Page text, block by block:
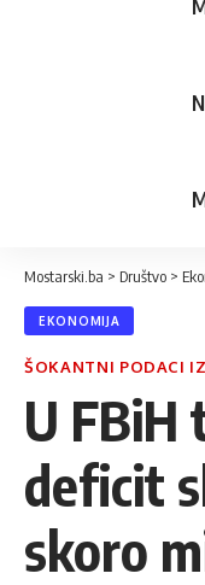
Mostarski.ba > Društvo >
EKONOMIJA
ŠOKANTNI PODACI
U FBiH
deficit
skoro